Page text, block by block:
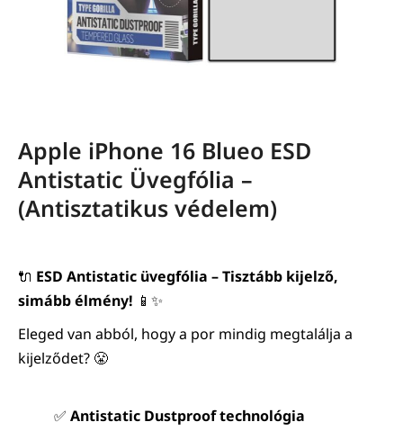
Apple iPhone 16 Blueo ESD
Antistatic Üvegfólia –
(Antisztatikus védelem)
🔌 ESD Antistatic üvegfólia – Tisztább kijelző,
simább élmény! 📱✨
Eleged van abból, hogy a por mindig megtalálja a
kijelződet? 😤
✅ Antistatic Dustproof technológia